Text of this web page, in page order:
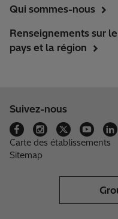
Qui sommes-nous
Renseignements sur le
pays et la région
Suivez-nous
Carte des établissements
Sitemap